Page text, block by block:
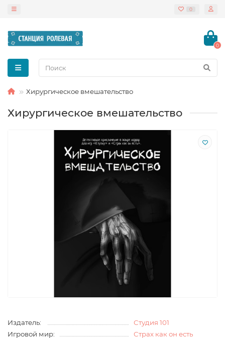
0
0
Хирургическое вмешательство
Хирургическое вмешательство
Издатель:
Студия 101
Игровой мир:
Страх как он есть